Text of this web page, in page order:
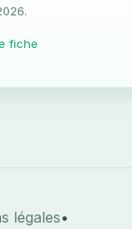
fiche
légales•